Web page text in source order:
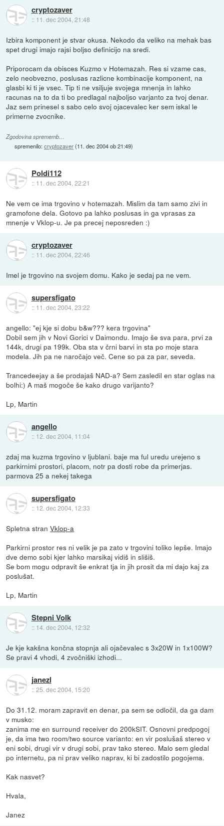
cryptozaver
:: 11. dec 2004, 21:48
Izbira komponent je stvar okusa. Nekodo da veliko na mehak bas
spet drugi imajo rajsi boljso definicijo na sredi.
Priporocam da obisces Kuzmo v Hotemazah. Res si vzame cas,
zelo neobvezno, poslusas razlicne kombinacije komponent, na
glasbi ki ti je vsec. Tip ti ne vsiljuje svojega mnenja in lahko
racunas na to da ti bo predlagal najboljso varjanto za tvoj denar.
Jaz sem prinesel s sabo celo svoj ojacevalec ker sem iskal le
primerne zvocnike.
Zgodovina sprememb…
spremenilo:cryptozaver(11. dec 2004 ob 21:49)
Poldi112
:: 11. dec 2004, 22:21
Ne vem ce ima trgovino v hotemazah. Mislim da tam samo zivi in
gramofone dela. Gotovo pa lahko poslusas in ga vprasas za
mnenje v Vklop-u. Je pa precej neposreden :)
cryptozaver
:: 11. dec 2004, 22:46
Imel je trgovino na svojem domu. Kako je sedaj pa ne vem.
supersfigato
:: 11. dec 2004, 23:22
angello: "ej kje si dobu b&w??? kera trgovina"
Dobil sem jih v Novi Gorici v Daimondu. Imajo še sva para, prvi za
144k, drugi pa 199k. Oba sta v črni barvi in sta po moje stara
modela. Jih pa ne naročajo več. Cene so pa za par, seveda.
Trancedeejay a še prodajaš NAD-a? Sem zasledil en star oglas na
bolhi:) A maš mogoče še kako drugo varijanto?
Lp, Martin
angello
:: 12. dec 2004, 11:04
zdaj ma kuzma trgovino v ljublani. baje ma ful uredu urejeno s
parkirnimi prostori, placom, notr pa dosti robe da primerjas.
parmova 25 a nekej takega
supersfigato
:: 12. dec 2004, 12:33
Spletna stranVklop-a
Parkirni prostor res ni velik je pa zato v trgovini toliko lepše. Imajo
dve demo sobi kjer lahko marsikaj vidiš in slišiš.
Se bom mogu odpravit še enkrat tja in jih prosit da mi dajo kaj za
poslušat.
Lp, Martin
Stepni Volk
:: 14. dec 2004, 12:32
Je kje kakšna končna stopnja ali ojačevalec s 3x20W in 1x100W?
Se pravi 4 vhodi, 4 zvočniški izhodi...
janezl
::25. dec 2004, 15:20
Do 31.12. moram zapravit en denar, pa sem se odločil, da ga dam
v musko:
zanima me en surround receiver do 200kSIT. Osnovni predpogoj
je, da ima two room/two source varianto: en vir poslušaš stereo v
eni sobi, drugi vir v drugi sobi, prav tako stereo. Malo sem gledal
po internetu, pa ni prav veliko naprav, ki bi zadostilo pogojema.
Kak nasvet?
Hvala,
Janez